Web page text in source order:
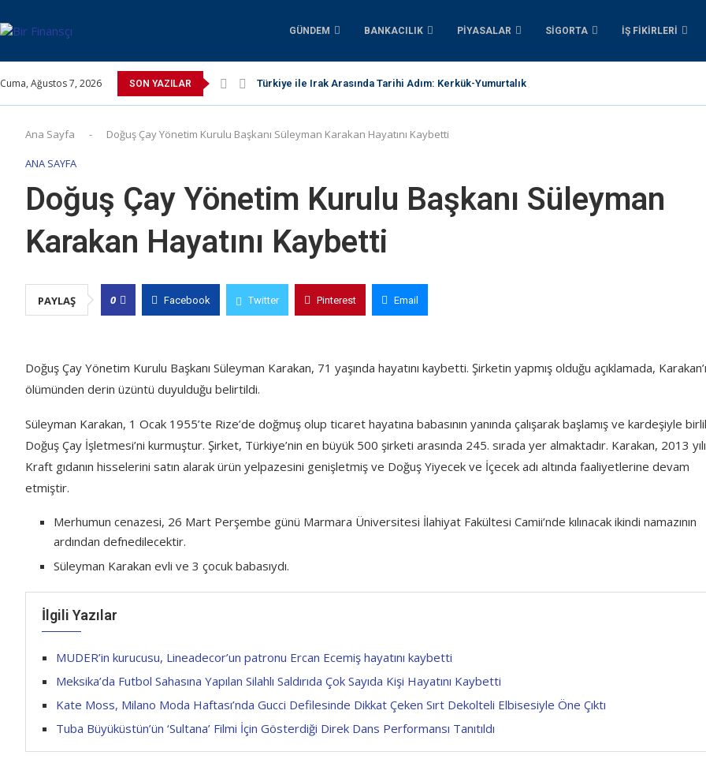
GÜNDEM BANKACILIK PIYASALAR SIGORTA İŞ FIKIRLERI
Cuma, Ağustos 7, 2026 SON YAZILAR Türkiye ile Irak Arasında Tarihi Adım: Kerkük-Yumurtalık Boru Hattı İçin 1...
Ana Sayfa - Doğuş Çay Yönetim Kurulu Başkanı Süleyman Karakan Hayatını Kaybetti
ANA SAYFA
Doğuş Çay Yönetim Kurulu Başkanı Süleyman
Karakan Hayatını Kaybetti
PAYLAŞ 0 Facebook Twitter Pinterest Email
Doğuş Çay Yönetim Kurulu Başkanı Süleyman Karakan, 71 yaşında hayatını kaybetti. Şirketin yapmış olduğu açıklamada,
ölümünden derin üzüntü duyulduğu belirtildi.
Süleyman Karakan, 1 Ocak 1955’te Rize’de doğmuş olup ticaret hayatına babasının yanında çalışarak başlamış ve kardeşiyle
Doğuş Çay İşletmesi’ni kurmuştur. Şirket, Türkiye’nin en büyük 500 şirketi arasında 245. sırada yer almaktadır. Karakan, 2013
Kraft gıdanın hisselerini satın alarak ürün yelpazesini genişletmiş ve Doğuş Yiyecek ve İçecek adı altında faaliyetlerine devam
etmiştir.
Merhumun cenazesi, 26 Mart Perşembe günü Marmara Üniversitesi İlahiyat Fakültesi Camii’nde kılınacak ikindi namazının
ardından defnedilecektir.
Süleyman Karakan evli ve 3 çocuk babasıydı.
İlgili Yazılar
MUDER’in kurucusu, Lineadecor’un patronu Ercan Ecemiş hayatını kaybetti
Meksika’da Futbol Sahasına Yapılan Silahlı Saldırıda Çok Sayıda Kişi Hayatını Kaybetti
Kate Moss, Milano Moda Haftası’nda Gucci Defilesinde Dikkat Çeken Sırt Dekolteli Elbisesiyle Öne Çıktı
Tuba Büyüküstün’ün ‘Sultana’ Filmi İçin Gösterdiği Direk Dans Performansı Tanıtıldı